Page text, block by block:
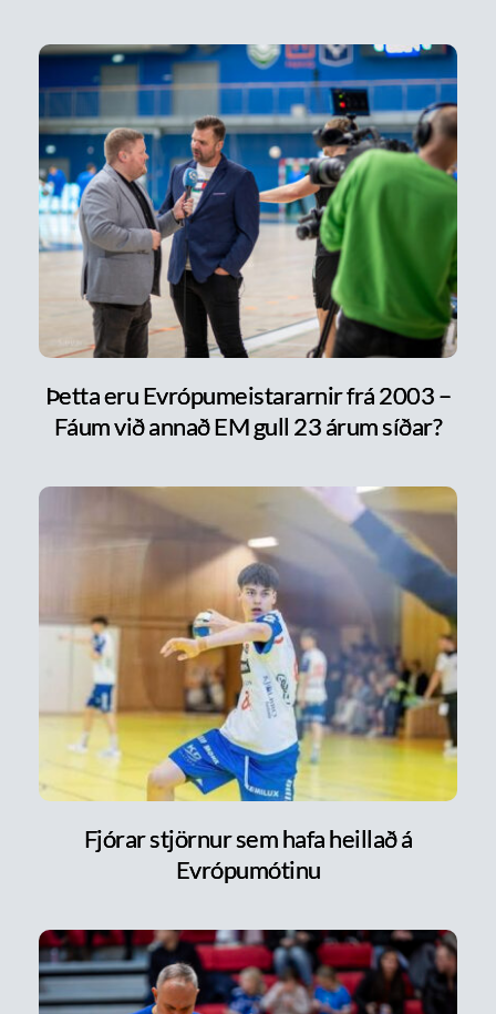
Þetta eru Evrópumeistararnir frá 2003 –
Fáum við annað EM gull 23 árum síðar?
Fjórar stjörnur sem hafa heillað á
Evrópumótinu